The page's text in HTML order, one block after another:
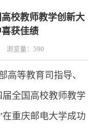
校教师教学创新大
获佳绩
浏览量： 590
高等教育司指导、
全国高校教师教学
重庆邮电大学成功